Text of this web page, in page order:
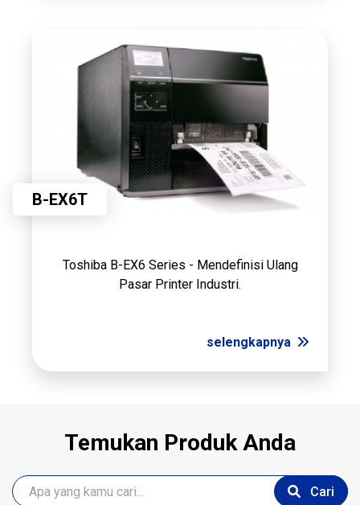
B-EX6T
Toshiba B-EX6 Series - Mendefinisi Ulang
Pasar Printer Industri.
selengkapnya
Temukan Produk Anda
Cari